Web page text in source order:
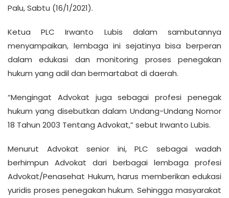
Palu, Sabtu (16/1/2021).
Ketua PLC Irwanto Lubis dalam sambutannya
menyampaikan, lembaga ini sejatinya bisa berperan
dalam edukasi dan monitoring proses penegakan
hukum yang adil dan bermartabat di daerah.
“Mengingat Advokat juga sebagai profesi penegak
hukum yang disebutkan dalam Undang-Undang Nomor
18 Tahun 2003 Tentang Advokat,” sebut Irwanto Lubis.
Menurut Advokat senior ini, PLC sebagai wadah
berhimpun Advokat dari berbagai lembaga profesi
Advokat/Penasehat Hukum, harus memberikan edukasi
yuridis proses penegakan hukum. Sehingga masyarakat